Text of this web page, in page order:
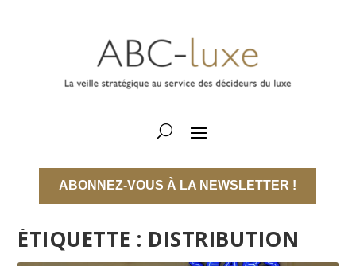
ABONNEZ-VOUS À LA NEWSLETTER !
ÉTIQUETTE : DISTRIBUTION